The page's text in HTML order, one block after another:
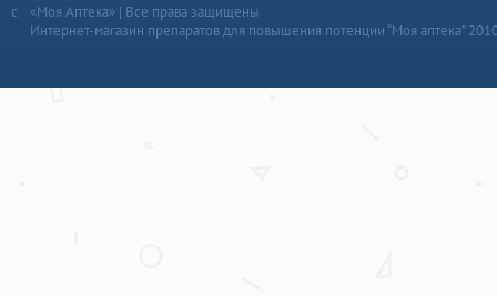
«Моя Аптека» | Все права защищены
Интернет-магазин препаратов для повышения потенции “Моя аптека”